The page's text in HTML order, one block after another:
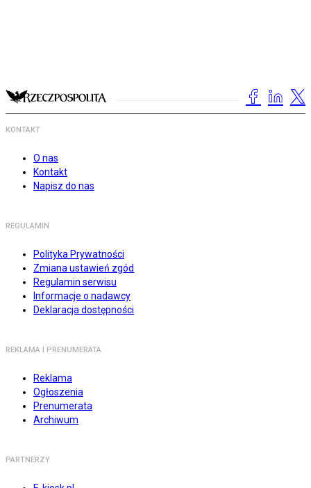
KONTAKT
O nas
Kontakt
Napisz do nas
REGULAMIN
Polityka Prywatności
Zmiana ustawień zgód
Regulamin serwisu
Informacje o nadawcy
Deklaracja dostępności
REKLAMA I PRENUMERATA
Reklama
Ogłoszenia
Prenumerata
Archiwum
PARTNERZY